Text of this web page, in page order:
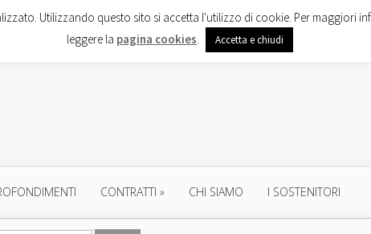
CONTRATTI » CHI SIAMO I SOSTENITORI
Utilizzando questo sito si accetta l'utilizzo di cookie. Per maggiori
leggere la pagina cookies. Accetta e chiudi